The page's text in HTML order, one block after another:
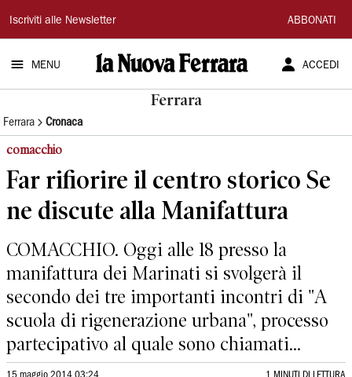
La
Nuova
Ferrara
Iscriviti alle Newsletter ABBONATI
MENU ACCEDI
Ferrara
Ferrara Cronaca
comacchio
Far rifiorire il centro storico Se
ne discute alla Manifattura
COMACCHIO. Oggi alle 18 presso la
manifattura dei Marinati si svolgerà il
secondo dei tre importanti incontri di "A
scuola di rigenerazione urbana", processo
partecipativo al quale sono chiamati...
15 maggio 2014 03:24 1 MINUTI DI LETTURA